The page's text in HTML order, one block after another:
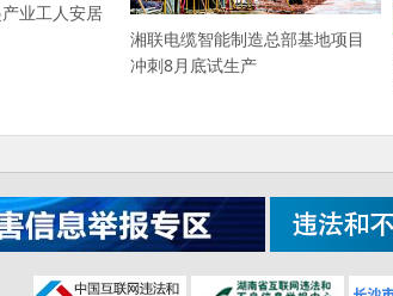
业工人安居
湘联电缆智能制造总部基地项目
冲刺8月底试生产